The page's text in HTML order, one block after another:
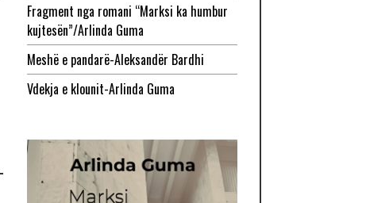
Fragment nga romani “Marksi ka humbur
kujtesën”/Arlinda Guma
Meshë e pandarë-Aleksandër Bardhi
Vdekja e klounit-Arlinda Guma